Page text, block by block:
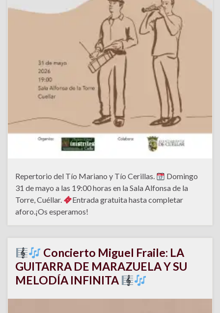
Repertorio del Tío Mariano y Tío Cerillas.
Domingo
31 de mayo a las 19:00 horas en la Sala Alfonsa de la
Torre, Cuéllar.
Entrada gratuita hasta completar
aforo.¡Os esperamos!
Concierto Miguel Fraile: LA
GUITARRA DE MARAZUELA Y SU
MELODÍA INFINITA